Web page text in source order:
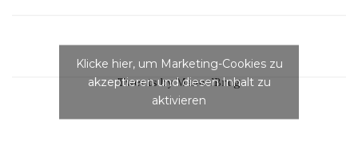
Tweets by ManuelBrug
Klicke hier, um Marketing-Cookies zu
akzeptieren und diesen Inhalt zu
aktivieren